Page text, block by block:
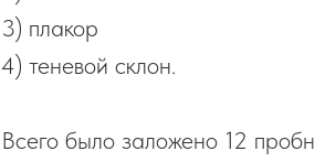
3) плакор
4) теневой склон.
Всего было заложено 12